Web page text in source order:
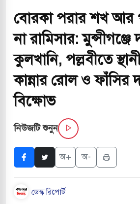
মুখোমুখি সংঘর্ষে ৯ জন নিহত
৬ শ্রমিক নিহত, আহত ১৫
নিয়ন্ত্রণে দেড় হাজার মসজিদ থেকে মাইক
মধ্যপ্রাচ্যে ব্ল্যাকআউটের কঠোর হুঁশিয়ারি
নিরাপত্তা তল্লাশিতে ছাড় দেওয়া
দক্ষিণ কোরিয়ার বন্দি ২৫ শতাংশ বেড়েছে
বোরকা পরার শখ আর
না রামিসার:
কুলখানি, পল্লবীতে
কান্নার রোল ও ফাঁসির
বিক্ষোভ
নিউজটি শুনুন
অ+ অ-
ডেস্ক রিপোর্ট